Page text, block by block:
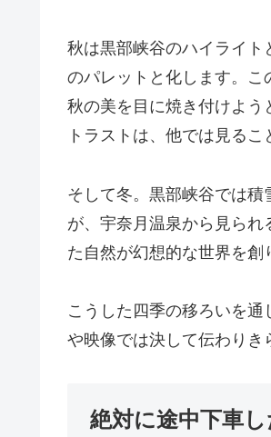
秋は黒部峡谷のハイライ
のパレットと化します。
秋の美を目に焼き付けよ
トラストは、他では見るこ
そして冬。黒部峡谷では
が、宇奈月温泉から見ら
た自然が幻想的な世界を創
こうした四季の移ろいを
や映像では決して伝わりき
絶対に途中下車